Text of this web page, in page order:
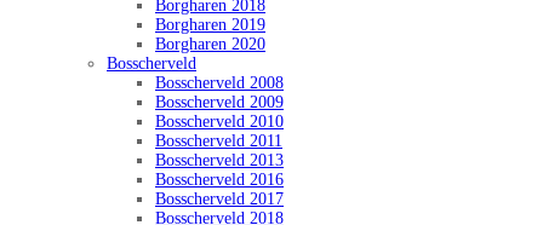
Borgharen 2018
Borgharen 2019
Borgharen 2020
Bosscherveld
Bosscherveld 2008
Bosscherveld 2009
Bosscherveld 2010
Bosscherveld 2011
Bosscherveld 2013
Bosscherveld 2016
Bosscherveld 2017
Bosscherveld 2018